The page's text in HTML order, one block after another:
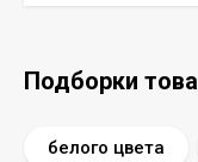
Подборки
белого цвета